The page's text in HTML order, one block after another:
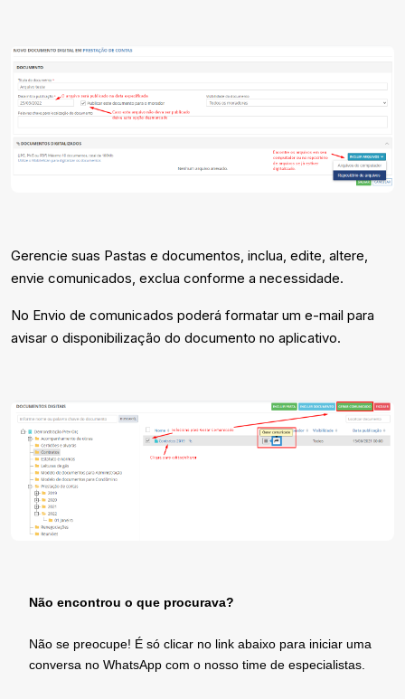
Gerencie suas Pastas e documentos, inclua, edite, altere,
envie comunicados, exclua conforme a necessidade.
No Envio de comunicados poderá formatar um e-mail para
avisar o disponibilização do documento no aplicativo.
Não encontrou o que procurava?
Não se preocupe! É só clicar no link abaixo para iniciar uma
conversa no WhatsApp com o nosso time de especialistas.